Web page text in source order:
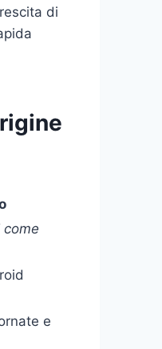
di
e